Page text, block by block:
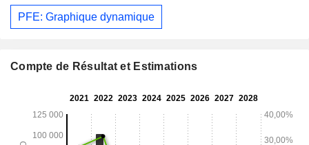
PFE: Graphique dynamique
Compte de Résultat et Estimations